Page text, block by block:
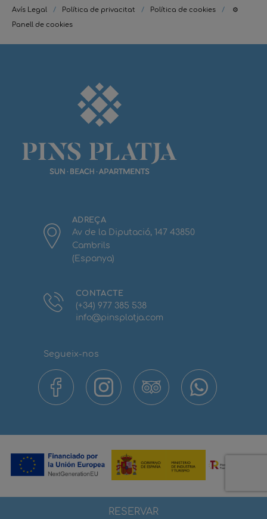
RESERVAR
Avís Legal / Política de privacitat / Política de cookies /
⚙
Panell de cookies
ADREÇA
Av de la Diputació, 147 43850
Cambrils
(Espanya)
CONTACTE
(+34) 977 385 538
info@pinsplatja.com
Segueix-nos